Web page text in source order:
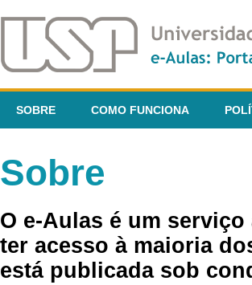
SOBRE COMO FUNCIONA
Sobre
O e-Aulas é um
ter acesso à maioria
está publicada sob